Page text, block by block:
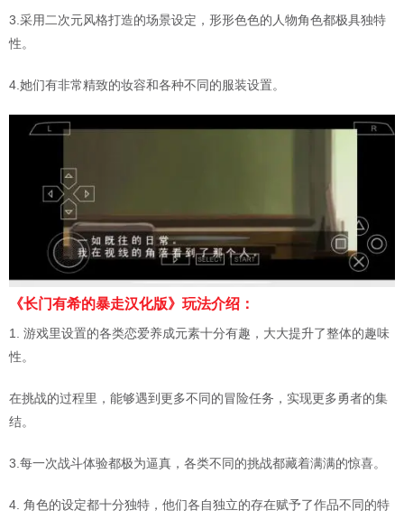
3.采用二次元风格打造的场景设定，形形色色的人物角色都极具独特
性。
4.她们有非常精致的妆容和各种不同的服装设置。
《长门有希的暴走汉化版》玩法介绍：
1. 游戏里设置的各类恋爱养成元素十分有趣，大大提升了整体的趣味
性。
在挑战的过程里，能够遇到更多不同的冒险任务，实现更多勇者的集
结。
3.每一次战斗体验都极为逼真，各类不同的挑战都藏着满满的惊喜。
4. 角色的设定都十分独特，他们各自独立的存在赋予了作品不同的特